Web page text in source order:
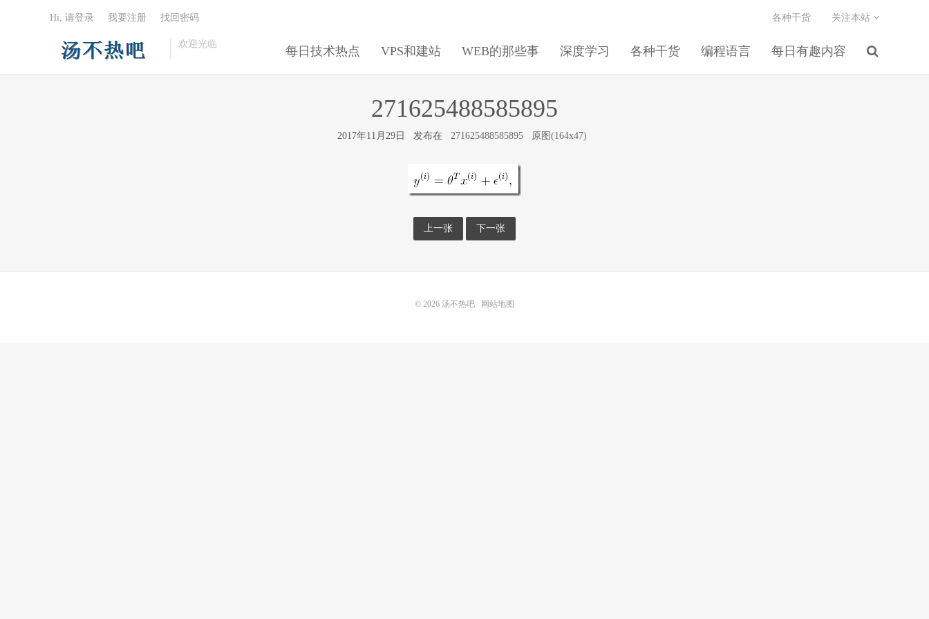
欢迎光临
每日技术热点 VPS和建站 WEB的那些事 深度学习 各种干货 编程语言 每日有趣内容
各种干货 关注本站
Hi, 请登录 我要注册 找回密码
271625488585895
2017年11月29日 发布在 271625488585895 原图(164x47)
上一张 下一张
© 2026 汤不热吧 网站地图